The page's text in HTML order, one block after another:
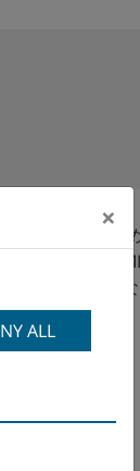
無しに、きわ
<br/> <br/>
プトだけでは
×
ALL